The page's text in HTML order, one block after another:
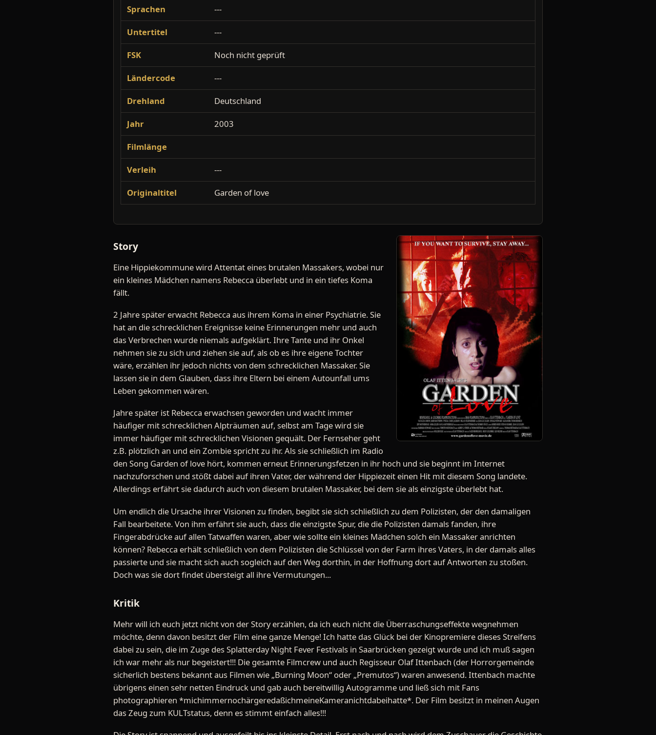
Sprachen ---
Untertitel ---
FSK Noch nicht geprüft
Ländercode ---
Drehland Deutschland
Jahr 2003
Filmlänge
Verleih ---
Originaltitel Garden of love
Story
Eine Hippiekommune wird Attentat eines brutalen Massakers, wobei nur
ein kleines Mädchen namens Rebecca überlebt und in ein tiefes Koma
fällt.
2 Jahre später erwacht Rebecca aus ihrem Koma in einer Psychiatrie. Sie
hat an die schrecklichen Ereignisse keine Erinnerungen mehr und auch
das Verbrechen wurde niemals aufgeklärt. Ihre Tante und ihr Onkel
nehmen sie zu sich und ziehen sie auf, als ob es ihre eigene Tochter
wäre, erzählen ihr jedoch nichts von dem schrecklichen Massaker. Sie
lassen sie in dem Glauben, dass ihre Eltern bei einem Autounfall ums
Leben gekommen wären.
Jahre später ist Rebecca erwachsen geworden und wacht immer
häufiger mit schrecklichen Alpträumen auf, selbst am Tage wird sie
immer häufiger mit schrecklichen Visionen gequält. Der Fernseher geht
z.B. plötzlich an und ein Zombie spricht zu ihr. Als sie schließlich im Radio
den Song Garden of love hört, kommen erneut Erinnerungsfetzen in ihr hoch und sie beginnt im Internet
nachzuforschen und stößt dabei auf ihren Vater, der während der Hippiezeit einen Hit mit diesem Song landete.
Allerdings erfährt sie dadurch auch von diesem brutalen Massaker, bei dem sie als einzigste überlebt hat.
Um endlich die Ursache ihrer Visionen zu finden, begibt sie sich schließlich zu dem Polizisten, der den damaligen
Fall bearbeitete. Von ihm erfährt sie auch, dass die einzigste Spur, die die Polizisten damals fanden, ihre
Fingerabdrücke auf allen Tatwaffen waren, aber wie sollte ein kleines Mädchen solch ein Massaker anrichten
können? Rebecca erhält schließlich von dem Polizisten die Schlüssel von der Farm ihres Vaters, in der damals alles
passierte und sie macht sich auch sogleich auf den Weg dorthin, in der Hoffnung dort auf Antworten zu stoßen.
Doch was sie dort findet übersteigt all ihre Vermutungen...
Kritik
Mehr will ich euch jetzt nicht von der Story erzählen, da ich euch nicht die Überraschungseffekte wegnehmen
möchte, denn davon besitzt der Film eine ganze Menge! Ich hatte das Glück bei der Kinopremiere dieses Streifens
dabei zu sein, die im Zuge des Splatterday Night Fever Festivals in Saarbrücken gezeigt wurde und ich muß sagen
ich war mehr als nur begeistert!!! Die gesamte Filmcrew und auch Regisseur Olaf Ittenbach (der Horrorgemeinde
sicherlich bestens bekannt aus Filmen wie „Burning Moon“ oder „Premutos“) waren anwesend. Ittenbach machte
übrigens einen sehr netten Eindruck und gab auch bereitwillig Autogramme und ließ sich mit Fans
photographieren *michimmernochärgeredaßichmeineKameranichtdabeihatte*. Der Film besitzt in meinen Augen
das Zeug zum KULTstatus, denn es stimmt einfach alles!!!